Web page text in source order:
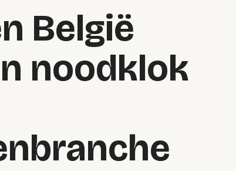
België
noodklok